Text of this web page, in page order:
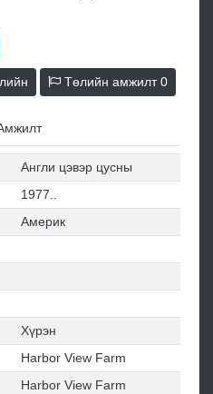
Төлийн амжилт0
Англи цэвэр цусны
1977..
Америк
Хүрэн
Harbor View Farm
Harbor View Farm